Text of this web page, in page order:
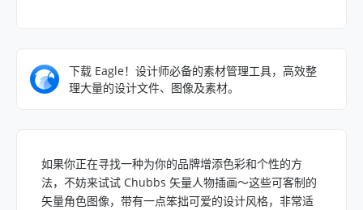
下载 Eagle！设计师必备的素材管理工具，高效整
理大量的设计文件、图像及素材。
如果你正在寻找一种为你的品牌增添色彩和个性的方
法，不妨来试试 Chubbs 矢量人物插画～这些可客制的
矢量角色图像，带有一点笨拙可爱的设计风格，非常适